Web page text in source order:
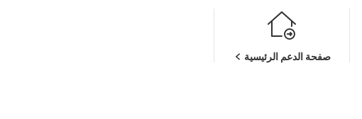
صفحة الدعم الرئيسية